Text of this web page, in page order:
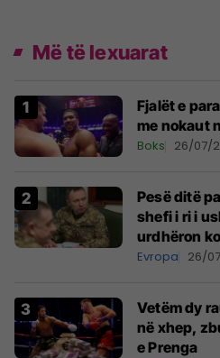
Më të lexuarat
Fjalët e
me nokaut
Boks 26/07/
Pesë ditë
shefi i ri i
urdhëron
Evropa 26/
Vetëm dy
në xhep,
e Prenga